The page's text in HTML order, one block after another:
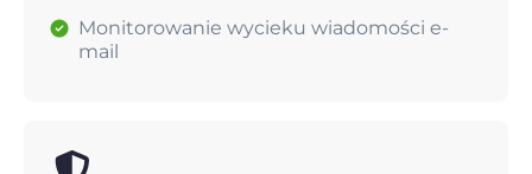
Monitorowanie wycieku wiadomości e-
mail